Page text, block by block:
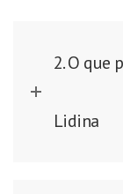
2. O que
Lidina